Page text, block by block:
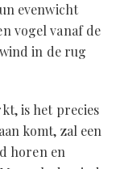
evenwicht
vogel vanaf de
in de rug
is het precies
komt, zal een
horen en